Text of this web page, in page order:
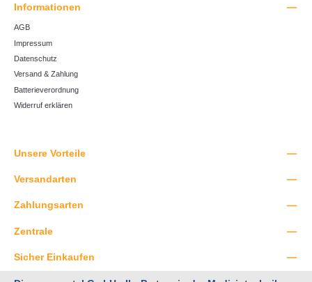
Unsere Vorteile
Zentrale
Sicher Einkaufen
Informationen
AGB
Impressum
Datenschutz
Versand & Zahlung
Batterieverordnung
Widerruf erklären
Versandarten
Zahlungsarten